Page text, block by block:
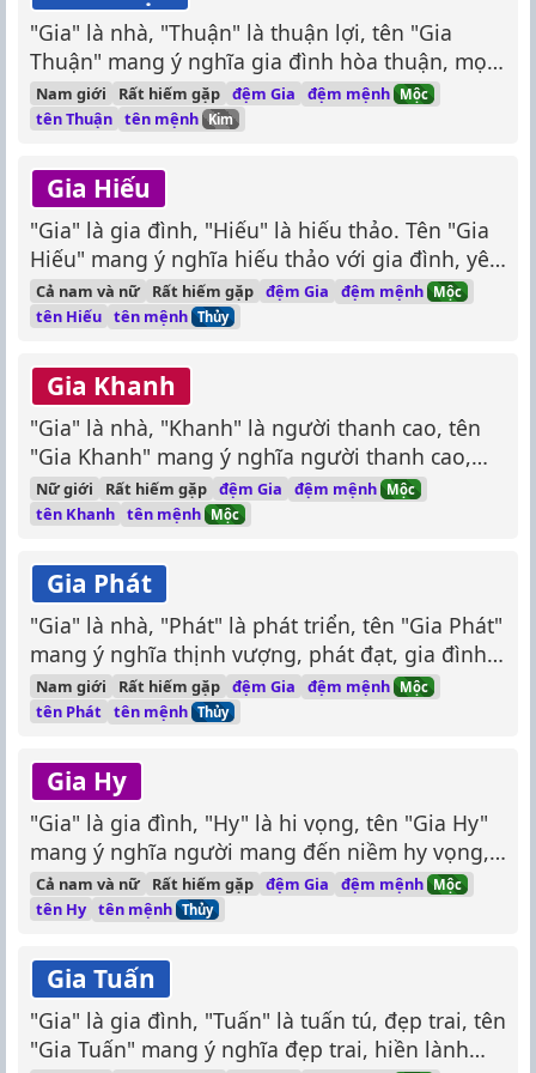
"Gia" là nhà, "Thuận" là thuận lợi, tên "Gia
Thuận" mang ý nghĩa gia đình hòa thuận, mọi
việc suôn sẻ.
Nam giới Rất hiếm gặp đệm Gia đệm mệnh Mộc
tên Thuận tên mệnh Kim
Gia Hiếu
"Gia" là gia đình, "Hiếu" là hiếu thảo. Tên "Gia
Hiếu" mang ý nghĩa hiếu thảo với gia đình, yêu
thương gia đình.
Cả nam và nữ Rất hiếm gặp đệm Gia đệm mệnh Mộc
tên Hiếu tên mệnh Thủy
Gia Khanh
"Gia" là nhà, "Khanh" là người thanh cao, tên
"Gia Khanh" mang ý nghĩa người thanh cao,
đức độ, gia đình hạnh phúc.
Nữ giới Rất hiếm gặp đệm Gia đệm mệnh Mộc
tên Khanh tên mệnh Mộc
Gia Phát
"Gia" là nhà, "Phát" là phát triển, tên "Gia Phát"
mang ý nghĩa thịnh vượng, phát đạt, gia đình
hạnh phúc.
Nam giới Rất hiếm gặp đệm Gia đệm mệnh Mộc
tên Phát tên mệnh Thủy
Gia Hy
"Gia" là gia đình, "Hy" là hi vọng, tên "Gia Hy"
mang ý nghĩa người mang đến niềm hy vọng,
hạnh phúc cho gia đình.
Cả nam và nữ Rất hiếm gặp đệm Gia đệm mệnh Mộc
tên Hy tên mệnh Thủy
Gia Tuấn
"Gia" là gia đình, "Tuấn" là tuấn tú, đẹp trai, tên
"Gia Tuấn" mang ý nghĩa đẹp trai, hiền lành